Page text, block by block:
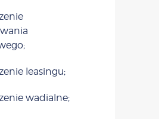
leasingu;
wadialne;